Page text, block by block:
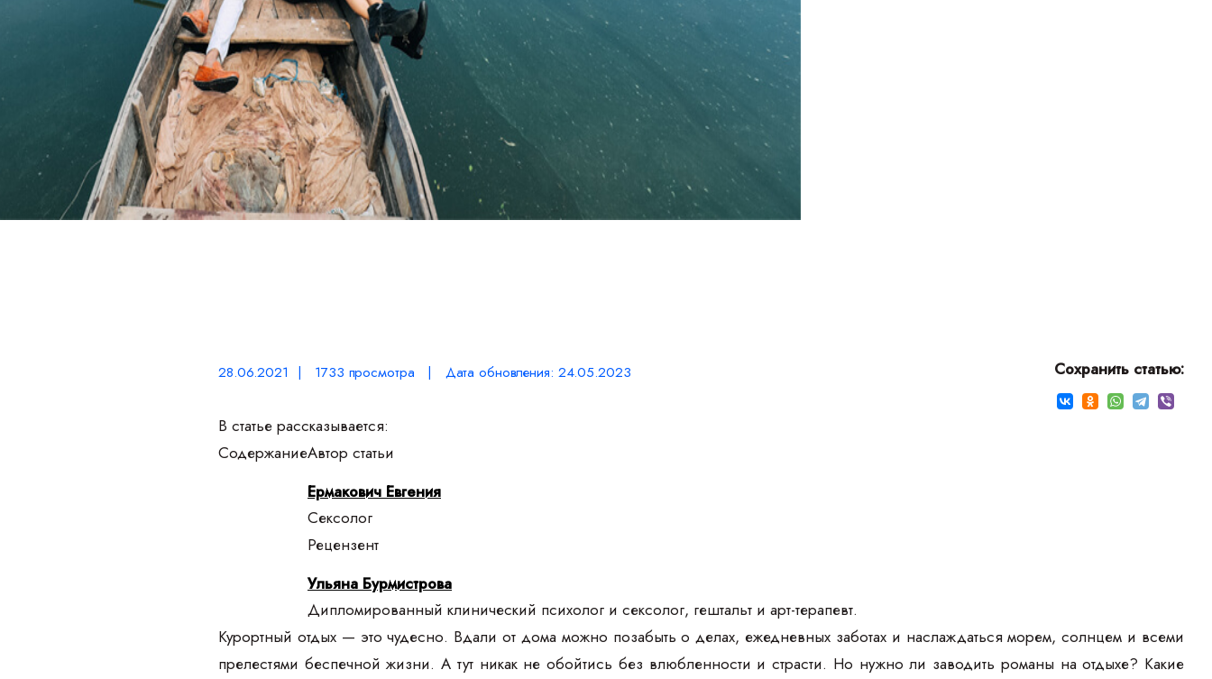
28.06.2021 | 1733 просмотра | Дата обновления: 24.05.2023 Сохранить статью:
В статье рассказывается:
СодержаниеАвтор статьи
Ермакович Евгения
Сексолог
Рецензент
Ульяна Бурмистрова
Дипломированный клинический психолог и сексолог, гештальт и арт-терапевт.
Курортный отдых — это чудесно. Вдали от дома можно позабыть о делах, ежедневных заботах и наслаждаться морем, солнцем и всеми
прелестями беспечной жизни. А тут никак не обойтись без влюбленности и страсти. Но нужно ли заводить романы на отдыхе? Какие